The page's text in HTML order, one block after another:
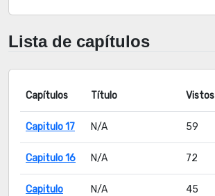
Lista de capítulos
Capítulos Título Vistos
Capitulo 17 N/A 59
Capitulo 16 N/A 72
Capitulo
N/A 45